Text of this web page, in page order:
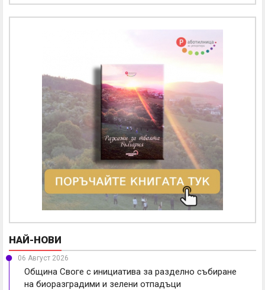
НАЙ-НОВИ
06 Август 2026
Община Своге с инициатива за разделно събиране
на биоразградими и зелени отпадъци